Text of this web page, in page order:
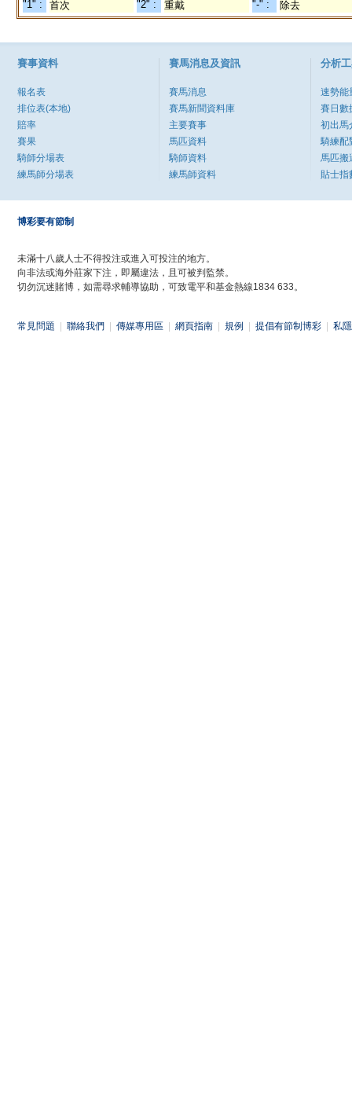
"1" :
首次 "2" : 重戴 "-" : 除去
賽事資料
報名表
排位表(本地)
賠率
賽果
騎師分場表
練馬師分場表
賽馬消息及資訊
賽馬消息
賽馬新聞資料庫
主要賽事
馬匹資料
騎師資料
練馬師資料
分析
速勢能
賽日數
初出馬
騎練配
馬匹搬
貼士指
博彩要有節制
未滿十八歲人士不得投注或進入可投注的地方。
向非法或海外莊家下注，即屬違法，且可被判監禁。
切勿沉迷賭博，如需尋求輔導協助，可致電平和基金熱線1834 633。
常見問題 聯絡我們 傳媒專用區 網頁指南 規例 提倡有節制博彩 私